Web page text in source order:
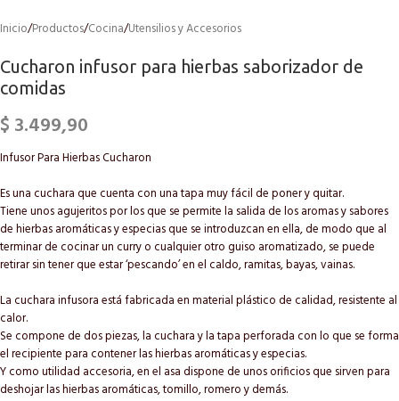
Inicio/Productos/Cocina/Utensilios y Accesorios
Cucharon infusor para hierbas saborizador de
comidas
$ 3.499,90
Infusor Para Hierbas Cucharon
Es una cuchara que cuenta con una tapa muy fácil de poner y quitar.
Tiene unos agujeritos por los que se permite la salida de los aromas y sabores
de hierbas aromáticas y especias que se introduzcan en ella, de modo que al
terminar de cocinar un curry o cualquier otro guiso aromatizado, se puede
retirar sin tener que estar ‘pescando’ en el caldo, ramitas, bayas, vainas.
La cuchara infusora está fabricada en material plástico de calidad, resistente al
calor.
Se compone de dos piezas, la cuchara y la tapa perforada con lo que se forma
el recipiente para contener las hierbas aromáticas y especias.
Y como utilidad accesoria, en el asa dispone de unos orificios que sirven para
deshojar las hierbas aromáticas, tomillo, romero y demás.